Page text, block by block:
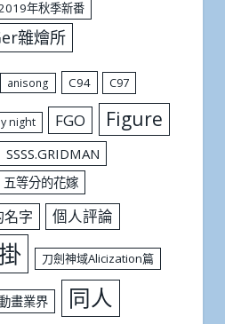
年秋季新番
雜燴所
anisong C94 C97
night FGO Figure
SSSS.GRIDMAN
五等分的花嫁
名字 個人評論
刀劍神域Alicization篇
畫業界 同人